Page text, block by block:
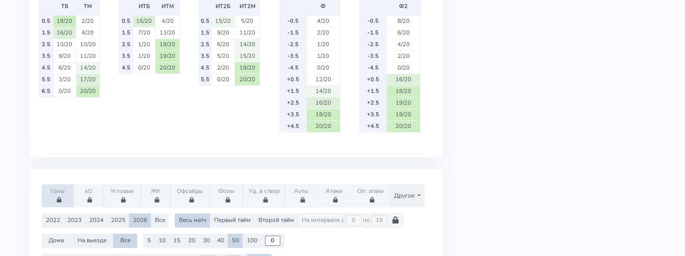
ТБ
ТМ
0.5
18/20
2/20
1.5
16/20
4/20
2.5
10/20
10/20
3.5
9/20
11/20
4.5
6/20
14/20
5.5
3/20
17/20
6.5
0/20 20/20
ИТБ
ИТМ
0.5
16/20
4/20
1.5
7/20
13/20
2.5
1/20
19/20
3.5
1/20
19/20
4.5
0/20 20/20
ИТ2Б
ИТ2М
0.5
15/20
5/20
1.5
9/20
11/20
2.5
6/20
14/20
3.5
5/20
15/20
4.5
2/20
18/20
5.5
0/20 20/20
Ф
-0.5
4/20
-1.5
2/20
-2.5
1/20
-3.5
1/20
-4.5
0/20
+0.5
12/20
+1.5
14/20
+2.5
16/20
+3.5
18/20
+4.5
20/20
Ф2
-0.5
8/20
-1.5
6/20
-2.5
4/20
-3.5
2/20
-4.5
0/20
+0.5
16/20
+1.5
18/20
+2.5
19/20
+3.5
19/20
+4.5
20/20
Голы xG Угловые ЖК Офсайды Фолы Уд. в створ Ауты Атаки Оп. атаки
Другое
2022 2023 2024 2025 2026 Все Весь матч Первый тайм Второй тайм На интервале с по
Дома На выезде Все 5 10 15 20 30 40 50 100